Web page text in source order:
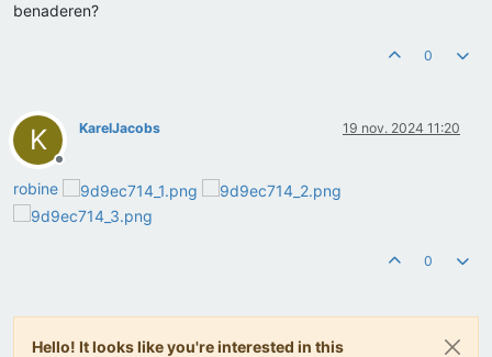
benaderen?
0
K
Offline
KarelJacobs 19 nov. 2024 11:20
robine
0
Hello! It looks like you're interested in this